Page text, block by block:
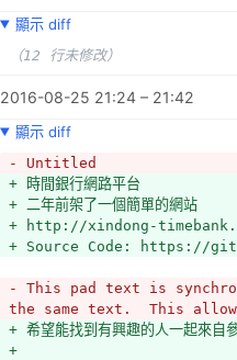
顯示 diff
（12 行未修改）
2016-08-25 21:24 – 21:42
顯示 diff
- Untitled
+ 時間銀行網路平台
+ 二年前架了一個簡單的網站
+ http://xindong-
+ Source Code: https://
- This pad text is
the same text.  This
+ 希望能找到有興趣的人一起來
+